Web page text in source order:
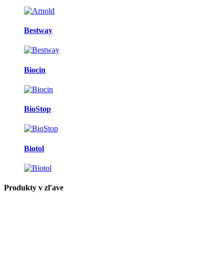
Bestway
Biocin
BioStop
Biotol
Produkty v zľave